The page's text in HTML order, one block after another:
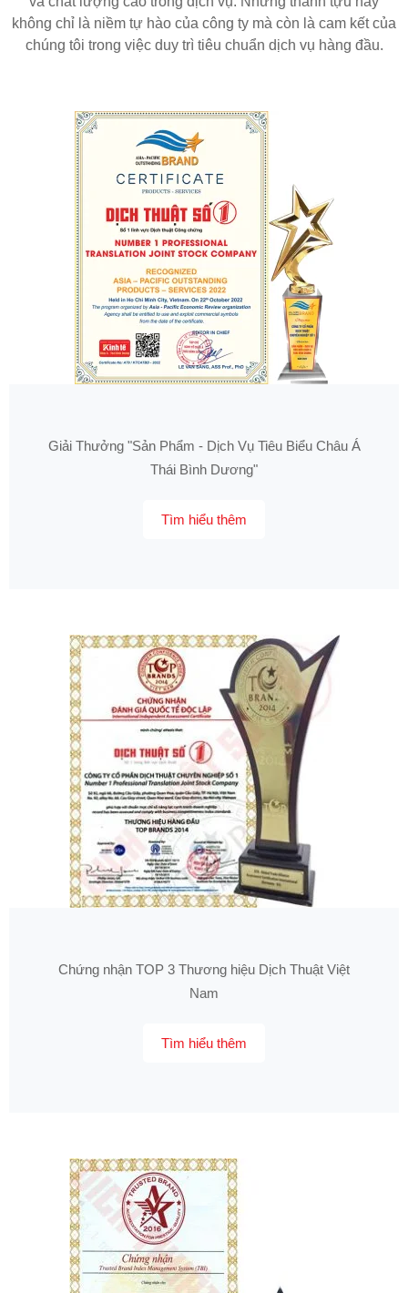
không chỉ là niềm tự hào của công ty mà còn là cam kết của
chúng tôi trong việc duy trì tiêu chuẩn dịch vụ hàng đầu.
Giải Thưởng "Sản Phẩm - Dịch Vụ Tiêu Biểu Châu Á
Thái Bình Dương"
Tìm hiểu thêm
Chứng nhận TOP 3 Thương hiệu Dịch Thuật Việt
Nam
Tìm hiểu thêm